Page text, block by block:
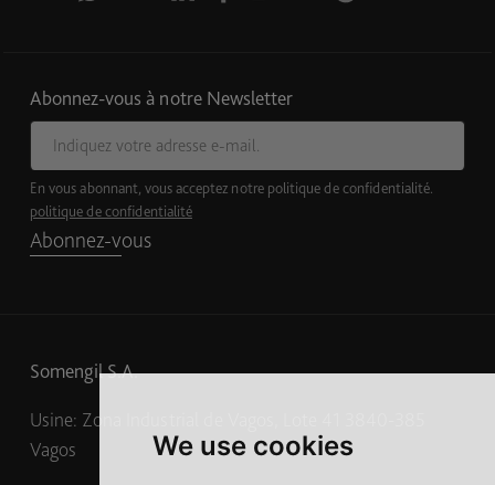
We use cookies
Abonnez-vous à notre Newsletter
E-mail
En vous abonnant, vous acceptez notre politique de confidentialité.
politique de confidentialité
Abonnez-vous
Somengil S.A.
Usine: Zona Industrial de Vagos, Lote 41 3840-385
Vagos